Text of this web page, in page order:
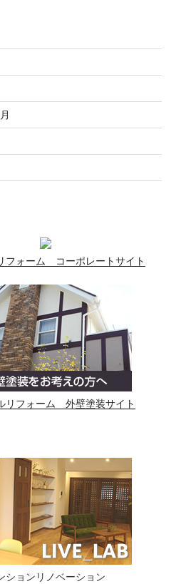
フォーム コーポレートサイト
リフォーム 外壁塗装サイト
ションリノベーション